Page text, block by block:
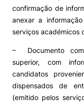
confirmação de
anexar a
serviços académicos
– Documento
superior, com
candidatos
dispensados de
(emitido pelos